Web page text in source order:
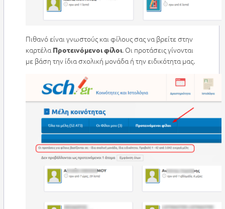
Πιθανό είναι γνωστούς και φίλους σας να βρείτε στην
καρτέλα Προτεινόμενοι φίλοι. Οι προτάσεις γίνονται
με βάση την ίδια σχολική μονάδα ή την ειδικότητα μας.